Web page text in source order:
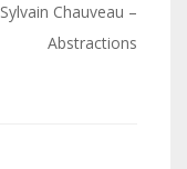
Sylvain Chauveau –
Abstractions